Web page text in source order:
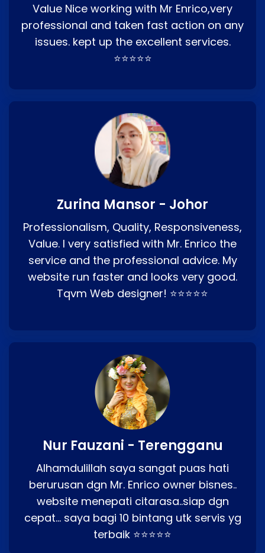
Value Nice working with Mr Enrico,very
professional and taken fast action on any
issues. kept up the excellent services.
⭐⭐⭐⭐⭐
Zurina Mansor - Johor
Professionalism, Quality, Responsiveness,
Value. I very satisfied with Mr. Enrico the
service and the professional advice. My
website run faster and looks very good.
Tqvm Web designer! ⭐⭐⭐⭐⭐
Nur Fauzani - Terengganu
Alhamdulillah saya sangat puas hati
berurusan dgn Mr. Enrico owner bisnes..
website menepati citarasa..siap dgn
cepat… saya bagi 10 bintang utk servis yg
terbaik ⭐⭐⭐⭐⭐